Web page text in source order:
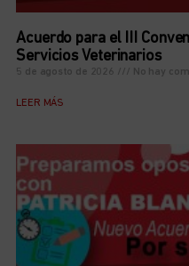
Acuerdo para el III
Servicios Veterinarios
5 de agosto de 2026 No hay
LEER MÁS